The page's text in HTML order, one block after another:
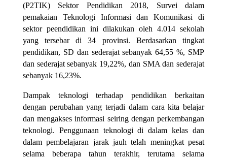
(P2TIK) Sektor Pendidikan 2018, Survei dalam
pemakaian Teknologi Informasi dan Komunikasi di
sektor peendidikan ini dilakukan oleh 4.014 sekolah
yang tersebar di 34 provinsi. Berdasarkan tingkat
pendidikan, SD dan sederajat sebanyak 64,55 %, SMP
dan sederajat sebanyak 19,22%, dan SMA dan sederajat
sebanyak 16,23%.
Dampak teknologi terhadap pendidikan berkaitan
dengan perubahan yang terjadi dalam cara kita belajar
dan mengakses informasi seiring dengan perkembangan
teknologi. Penggunaan teknologi di dalam kelas dan
dalam pembelajaran jarak jauh telah meningkat pesat
selama beberapa tahun terakhir, terutama selama